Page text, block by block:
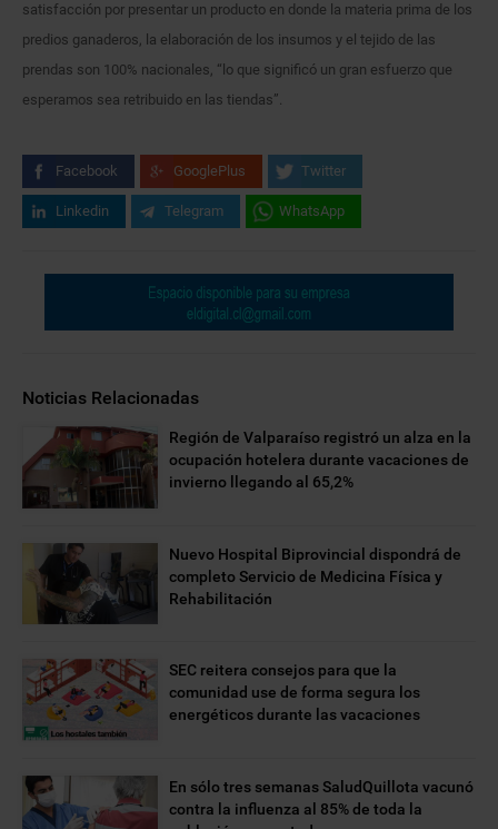
satisfacción por presentar un producto en donde la materia prima de los
predios ganaderos, la elaboración de los insumos y el tejido de las
prendas son 100% nacionales, “lo que significó un gran esfuerzo que
esperamos sea retribuido en las tiendas”.
Facebook GooglePlus Twitter
Linkedin Telegram WhatsApp
Noticias Relacionadas
Región de Valparaíso registró un alza en la
ocupación hotelera durante vacaciones de
invierno llegando al 65,2%
Nuevo Hospital Biprovincial dispondrá de
completo Servicio de Medicina Física y
Rehabilitación
SEC reitera consejos para que la
comunidad use de forma segura los
energéticos durante las vacaciones
En sólo tres semanas SaludQuillota vacunó
contra la influenza al 85% de toda la